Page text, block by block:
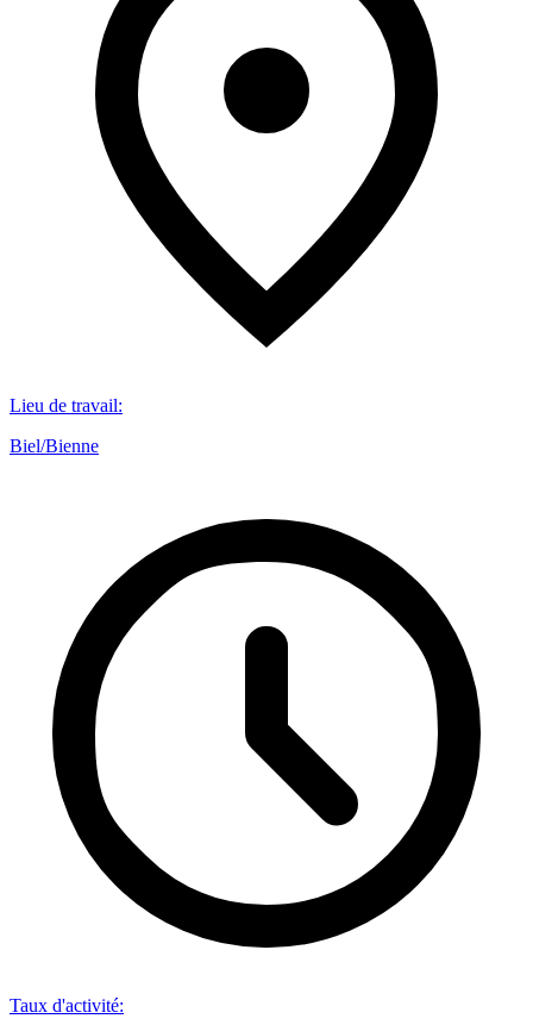
Lieu de travail:
Biel/Bienne
Taux d'activité: